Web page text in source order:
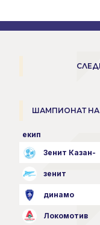
ШАМПИОНАТ НА
екип
Зенит Казан-
зенит
динамо
Локомотив